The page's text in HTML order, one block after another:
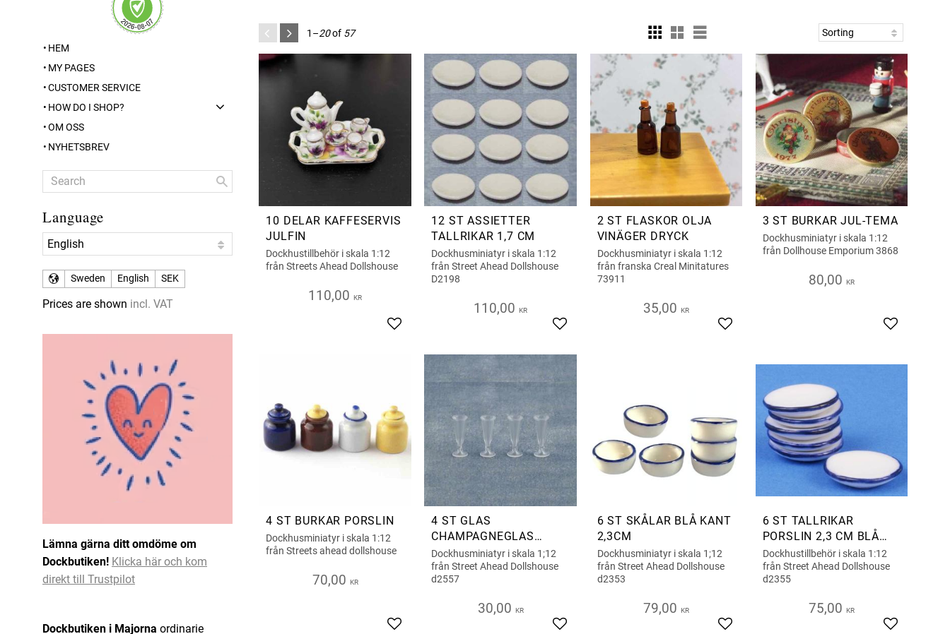
1–20of 57
10 DELAR KAFFESERVIS
JULFIN
Dockhustillbehör i skala 1:12
från Streets Ahead Dollshouse
110,00 KR
Add to favorites
12 ST ASSIETTER
TALLRIKAR 1,7 CM
Dockhusminiatyr i skala 1:12
från Street Ahead Dollshouse
D2198
110,00 KR
Add to favorites
2 ST FLASKOR OLJA
VINÄGER DRYCK
Dockhusminiatyr i skala 1:12
från franska Creal Minitatures
73911
35,00 KR
Add to favorites
3 ST BURKAR JUL-TEMA
Dockhusminiatyr i skala 1:12
från Dollhouse Emporium 3868
80,00 KR
Add to
4 ST BURKAR PORSLIN
Dockhusminiatyr i skala 1:12
från Streets ahead dollshouse
70,00 KR
4 ST GLAS
CHAMPAGNEGLAS
CHAMPAGNESTRUTAR
Dockhusminiatyr i skala 1;12
från Street Ahead Dollshouse
d2557
30,00 KR
6 ST SKÅLAR BLÅ KANT
2,3CM
Dockhusminiatyr i skala 1;12
från Street Ahead Dollshouse
d2353
79,00 KR
6 ST TALLRIKAR
PORSLIN 2,3 CM BLÅ
KANT
Dockhustillbehör i skala 1:12
från Street Ahead Dollshouse
d2355
75,00 KR
HEM
MY PAGES
CUSTOMER SERVICE
HOW DO I SHOP?
OM OSS
NYHETSBREV
Language
Sweden English SEK
Prices are shown incl. VAT
Lämna gärna ditt omdöme om
Dockbutiken! Klicka här och kom
direkt till Trustpilot
Dockbutiken i Majorna ordinarie